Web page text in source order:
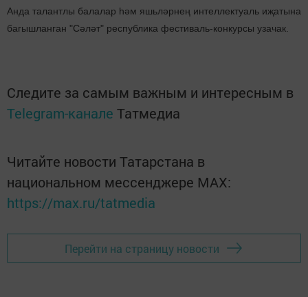
Анда талантлы балалар һәм яшьләрнең интеллектуаль иҗатына
багышланган "Сәләт" республика фестиваль-конкурсы узачак.
Следите за самым важным и интересным в
Telegram-канале Татмедиа
Читайте новости Татарстана в
национальном мессенджере MАХ:
https://max.ru/tatmedia
Перейти на страницу новости